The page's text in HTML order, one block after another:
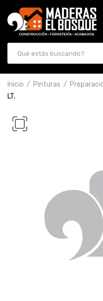
Inicio Pinturas
LT.